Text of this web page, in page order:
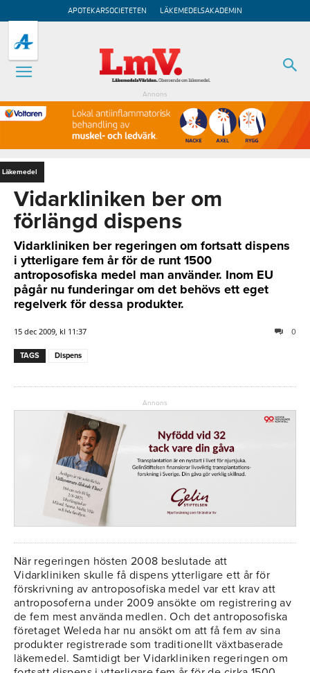
APOTEKARSOCIETETEN LÄKEMEDELSAKADEMIN
Annons
Läkemedel
Vidarkliniken ber om
förlängd dispens
Vidarkliniken ber regeringen om fortsatt dispens
i ytterligare fem år för de runt 1500
antroposofiska medel man använder. Inom EU
pågår nu funderingar om det behövs ett eget
regelverk för dessa produkter.
15 dec 2009, kl 11:37 0
TAGS Dispens
Annons
När regeringen hösten 2008 beslutade att
Vidarkliniken skulle få dispens ytterligare ett år för
förskrivning av antroposofiska medel var ett krav att
antroposoferna under 2009 ansökte om registrering av
de fem mest använda medlen. Och det antroposofiska
företaget Weleda har nu ansökt om att få fem av sina
produkter registrerade som traditionellt växtbaserade
läkemedel. Samtidigt ber Vidarkliniken regeringen om